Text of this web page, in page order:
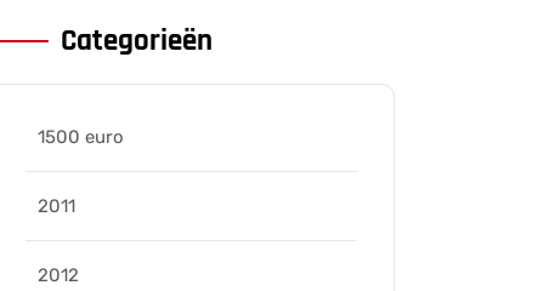
Categorieën
1500 euro
2011
2012